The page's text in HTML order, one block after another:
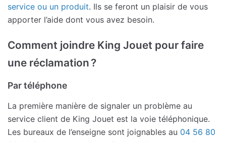
service ou un produit. Ils se feront un plaisir de vous
apporter l’aide dont vous avez besoin.
Comment joindre King Jouet pour faire
une réclamation ?
Par téléphone
La première manière de signaler un problème au
service client de King Jouet est la voie téléphonique.
Les bureaux de l’enseigne sont joignables au 04 56 80